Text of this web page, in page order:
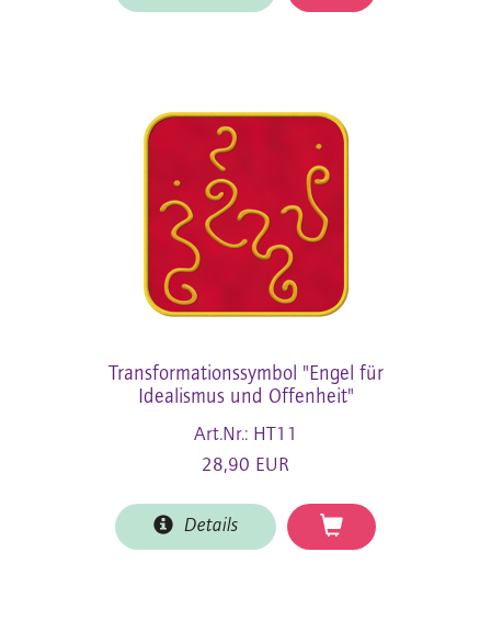
Transformationssymbol "Engel für
Idealismus und Offenheit"
Art.Nr.: HT11
28,90 EUR
Details